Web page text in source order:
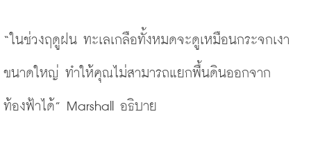
“ในช่วงฤดูฝน ทะเลเกลือทั้งหมดจะดูเหมือนกระจกเงา
ขนาดใหญ่ ทำให้คุณไม่สามารถแยกพื้นดินออกจาก
ท้องฟ้าได้” Marshall อธิบาย